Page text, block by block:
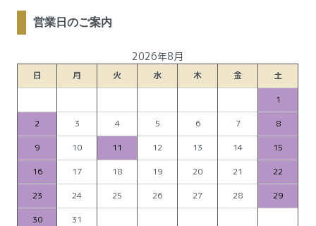
営業日のご案内
2026年8月
日 月 火 水 木 金
土
1
2
3 4 5 6 7
8
9
10 11 12 13 14
15
16
17 18 19 20 21
22
23
24 25 26 27 28
29
30
31